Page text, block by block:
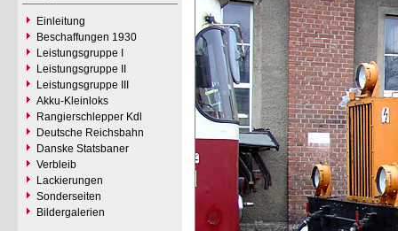
Einleitung
Beschaffungen 1930
Leistungsgruppe I
Leistungsgruppe II
Leistungsgruppe III
Akku-Kleinloks
Rangierschlepper Kdl
Deutsche Reichsbahn
Danske Statsbaner
Verbleib
Lackierungen
Sonderseiten
Bildergalerien